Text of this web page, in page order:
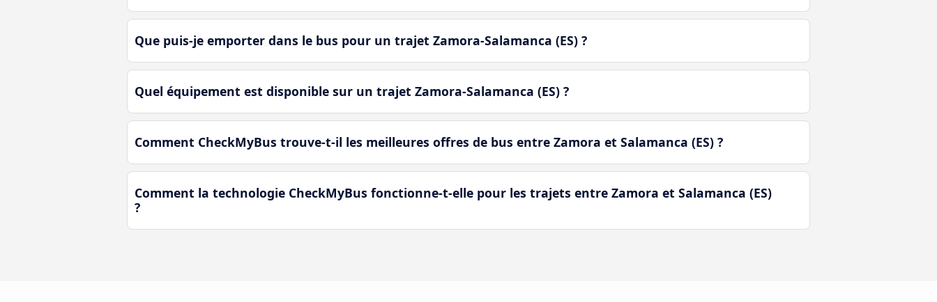
Que puis-je emporter dans le bus pour un trajet Zamora-Salamanca (ES) ?
Quel équipement est disponible sur un trajet Zamora-Salamanca (ES) ?
Comment CheckMyBus trouve-t-il les meilleures offres de bus entre Zamora et Salamanca (ES) ?
Comment la technologie CheckMyBus fonctionne-t-elle pour les trajets entre Zamora et Salamanca (ES)
?